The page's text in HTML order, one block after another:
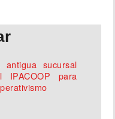
antigua sucursal
para